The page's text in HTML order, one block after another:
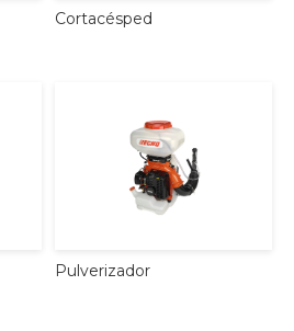
Cortacésped
Pulverizador